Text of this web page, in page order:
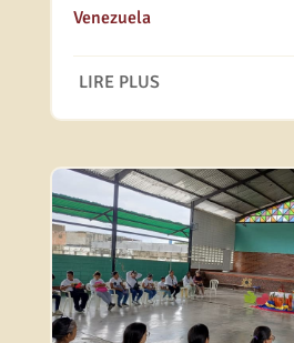
Venezuela
LIRE PLUS